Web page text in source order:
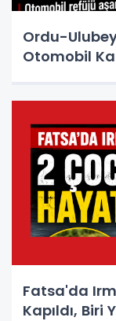
Ordu-
Otomobil
Fatsa'da
Kapıldı, Biri